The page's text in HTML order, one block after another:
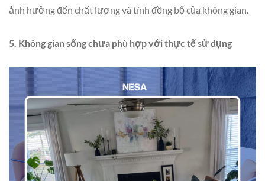
ảnh hưởng đến chất lượng và tính đồng bộ của không gian.
5. Không gian sống chưa phù hợp với thực tế sử dụng